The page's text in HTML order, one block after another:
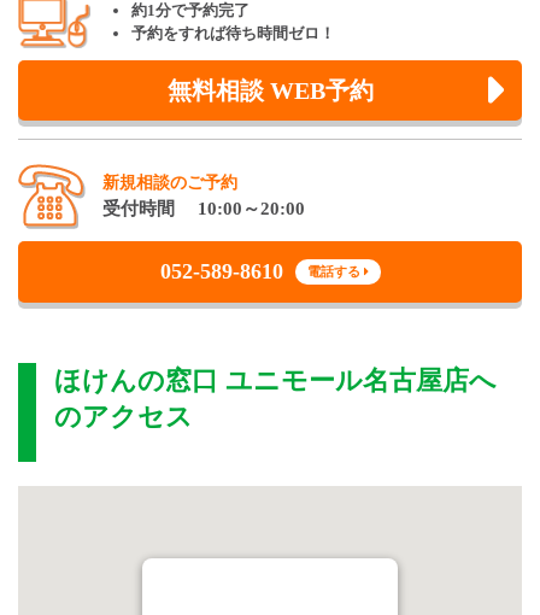
約1分で予約完了
予約をすれば待ち時間ゼロ！
無料相談 WEB予約
新規相談のご予約
受付時間 10:00～20:00
052-589-8610 電話する
ほけんの窓口 ユニモール名古屋店へ
のアクセス